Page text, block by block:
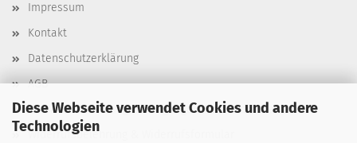
Diese Webseite verwendet Cookies und andere
Technologien
Impressum
Kontakt
Datenschutzerklärung
AGB
Versand- & Zahlungsbedingungen, Versandkosten
Widerrufsbelehrung & Widerrufsformular